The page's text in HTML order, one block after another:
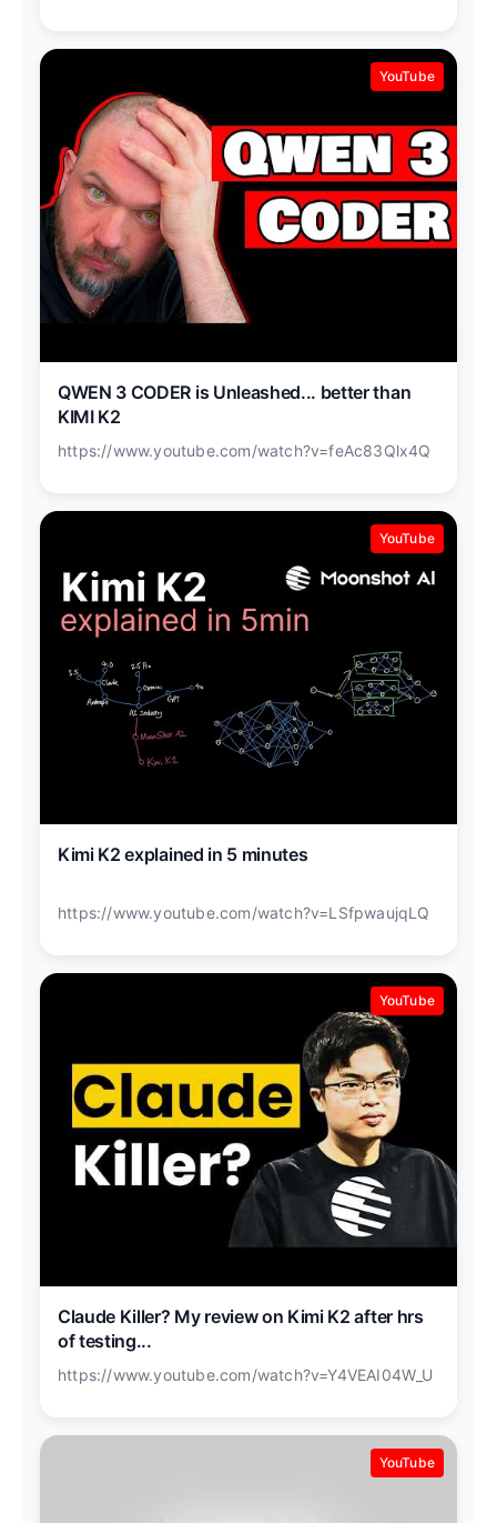
YouTube
QWEN 3 CODER is Unleashed... better than
KIMI K2
https://www.youtube.com/watch?v=feAc83Qlx4Q
YouTube
Kimi K2 explained in 5 minutes
https://www.youtube.com/watch?v=LSfpwaujqLQ
YouTube
Claude Killer? My review on Kimi K2 after hrs
of testing...
https://www.youtube.com/watch?v=Y4VEAI04W_U
YouTube